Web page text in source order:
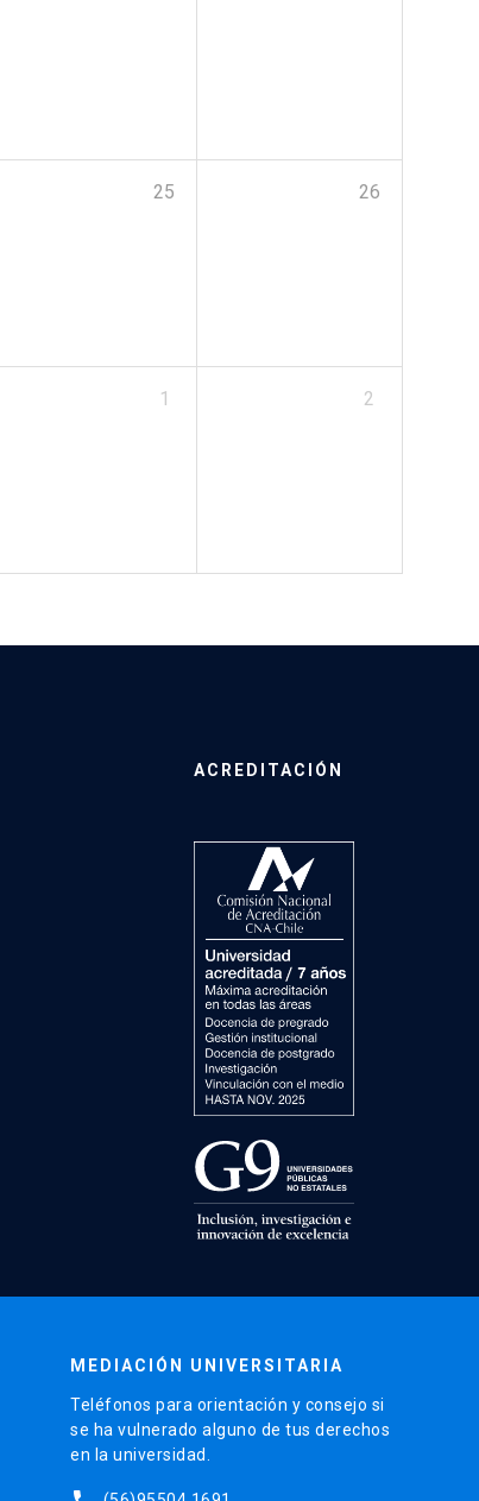
25 26
1 2
ACREDITACIÓN
MEDIACIÓN UNIVERSITARIA
Teléfonos para orientación y consejo si
se ha vulnerado alguno de tus derechos
en la universidad.